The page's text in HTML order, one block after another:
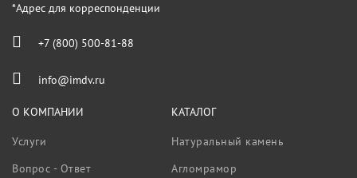
*Адрес для корреспонденции
+7 (800) 500-81-88
info@imdv.ru
О КОМПАНИИ
Услуги
Вопрос - Ответ
КАТАЛОГ
Натуральный камень
Агломрамор